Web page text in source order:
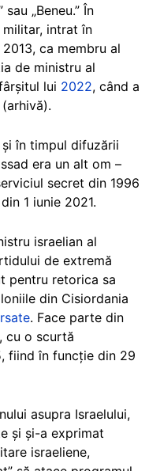
„Beneu.” În
intrat în
ca membru al
de ministru al
lui 2022, când a
în timpul difuzării
era un alt om –
secret din 1996
1 iunie 2021.
israelian al
de extremă
pentru retorica sa
din Cisiordania
. Face parte din
cu o scurtă
fiind în funcție din 29
asupra Israelului,
și și-a exprimat
israeliene,